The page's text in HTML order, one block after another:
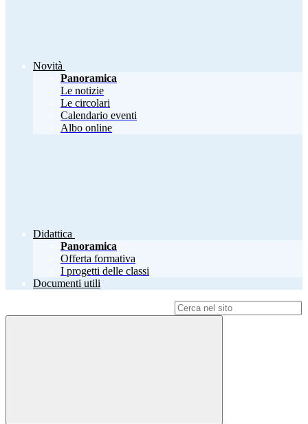
Novità
Panoramica
Le notizie
Le circolari
Calendario eventi
Albo online
Didattica
Panoramica
Offerta formativa
I progetti delle classi
Documenti utili